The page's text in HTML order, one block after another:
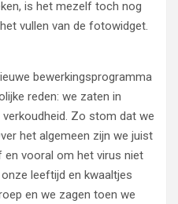
is het mezelf toch nog
vullen van de fotowidget.
bewerkingsprogramma
reden: we zaten in
Zo stom dat we
het algemeen zijn we juist
vooral om het virus niet
leeftijd en kwaaltjes
en we zagen toen we